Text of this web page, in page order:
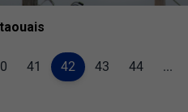
41 42 43 44 ...